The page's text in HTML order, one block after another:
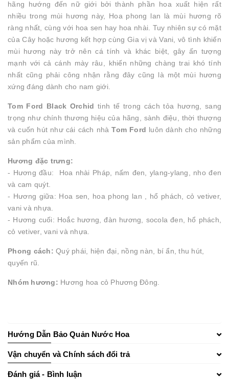
hãng hướng đến nữ giới bởi thành phần hoa xuất hiện rất
nhiều trong mùi hương này, Hoa phong lan là mùi hương rõ
ràng nhất, cùng với hoa sen hay hoa nhài. Tuy nhiên sự có mặt
của Cây hoặc hương kết hợp cùng Gia vị và Vani, vô tình khiến
mùi hương này trở nên cá tính và khác biệt, gây ấn tượng
mạnh với cả cánh mày râu, khiến những chàng trai khó tính
nhất cũng phải công nhận rằng đây cũng là một mùi hương
xứng đáng dành cho nam giới.
Tom Ford Black Orchid tinh tế trong cách tỏa hương, sang
trọng như chính thương hiệu của hãng, sành điệu, thời thượng
và cuốn hút như cái cách nhàTom Ford luôn dành cho những
sản phẩm của mình.
Hương đặc trưng:
- Hương đầu: Hoa nhài Pháp, nấm đen, ylang-ylang, nho đen
và cam quýt.
- Hương giữa: Hoa sen, hoa phong lan , hổ phách, cỏ vetiver,
vani và nhựa.
- Hương cuối: Hoắc hương, đàn hương, socola đen, hổ phách,
cỏ vetiver, vani và nhựa.
Phong cách: Quý phái, hiện đại, nồng nàn, bí ẩn, thu hút,
quyến rũ.
Nhóm hương: Hương hoa cỏ Phương Đông.
Hướng Dẫn Bảo Quản Nước Hoa
Vận chuyển và Chính sách đổi trả
Đánh giá - Bình luận